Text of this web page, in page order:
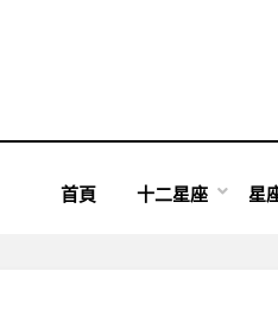
首頁 十二星座 星